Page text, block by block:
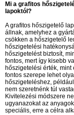
Mi a grafitos
lapoktól?
A grafitos hőszigetelő
állnak, amelyhez a
csökken a hőszigetelő
hőszigetelési
hőszigetelést biztosít,
fontos, mert így kisebb
hőszigetelési érték,
fontos szerepe lehet
hőszigeteléshez,
nem szeretnénk túl
Kivitelezési módszere
ugyanazokat az
speciális, erre a célra